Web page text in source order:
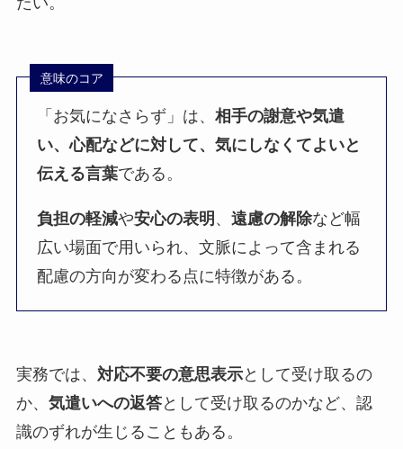
意味のコア
「お気になさらず」は、相手の謝意や気遣
い、心配などに対して、気にしなくてよいと
伝える言葉である。
負担の軽減や安心の表明 、遠慮の解除など幅
広い場面で用いられ、文脈によって含まれる
配慮の方向が変わる点に特徴がある。
実務では、 対応不要の意思表示として受け取るの
か、 気遣いへの返答として受け取るのかなど、認
識のずれが生じることもある。